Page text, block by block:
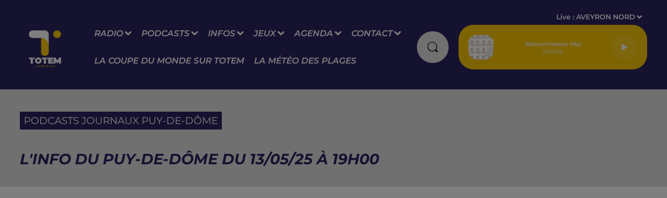
RADIO PODCASTS INFOS JEUX AGENDA CONTACT
LA COUPE DU MONDE SUR TOTEM LA MÉTÉO DES PLAGES
Live :AVEYRON NORD
Recommence-Moi
SANTA
PODCASTS JOURNAUX PUY-DE-DÔME
L'INFO DU PUY-DE-DÔME DU 13/05/25 À 19H00